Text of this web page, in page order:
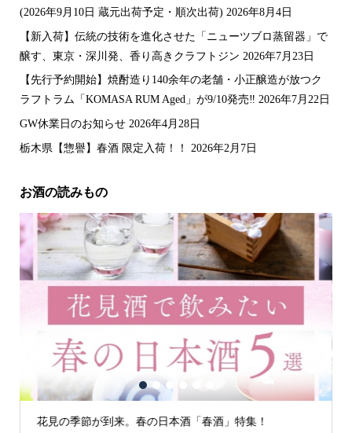
(2026年9月10日 蔵元出荷予定・順次出荷) 2026年8月4日
【新入荷】伝統の技術を進化させた「ニューツブロ蒸留器」で
醸す、東京・深川発、香り高きクラフトジン 2026年7月23日
【先行予約開始】焼酎造り140余年の老舗・小正醸造が放つク
ラフトラム「KOMASA RUM Aged」が9/10発売‼️ 2026年7月22日
GW休業日のお知らせ 2026年4月28日
栃木県【惣譽】春酒 限定入荷！！ 2026年2月7日
お酒の読みもの
古城の街「犬山」の日本酒
1 2 3 5